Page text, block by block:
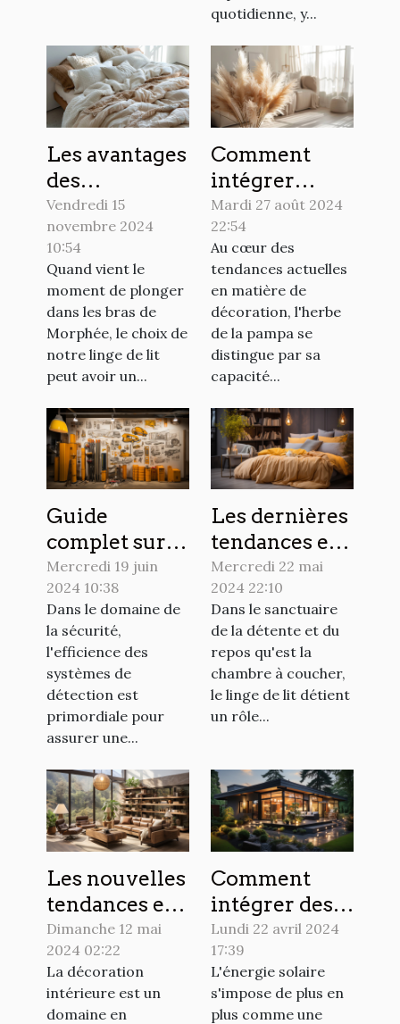
quotidienne, y...
Les avantages
des
différentes
matières de
housses de
couette pour
un sommeil
réparateur
Vendredi 15
novembre 2024
10:54
Quand vient le
moment de plonger
dans les bras de
Morphée, le choix de
notre linge de lit
peut avoir un...
Comment
intégrer
l'herbe de la
pampa dans
votre
décoration
intérieure
Mardi 27 août 2024
22:54
Au cœur des
tendances actuelles
en matière de
décoration, l'herbe
de la pampa se
distingue par sa
capacité...
Guide
complet sur le
choix et
l'installation
des
colonnettes
pour
optimiser la
détection
dans les
systèmes de
sécurité
Mercredi 19 juin
2024 10:38
Dans le domaine de
la sécurité,
l'efficience des
systèmes de
détection est
primordiale pour
assurer une...
Les dernières
tendances en
matière de
design de
linge de lit
pour
sublimer
votre
chambre
Mercredi 22 mai
2024 22:10
Dans le sanctuaire
de la détente et du
repos qu'est la
chambre à coucher,
le linge de lit détient
un rôle...
Les nouvelles
tendances en
matière de
décoration
intérieure
pour 2024
Dimanche 12 mai
2024 02:22
La décoration
intérieure est un
domaine en
Comment
intégrer des
panneaux
solaires dans
votre design
extérieur
Lundi 22 avril 2024
17:39
L'énergie solaire
s'impose de plus en
plus comme une